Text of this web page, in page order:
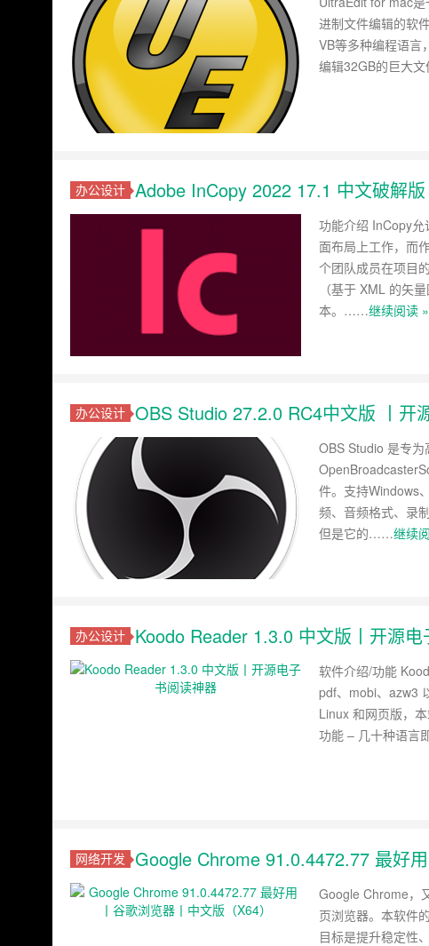
进制文件编辑的软
VB等多种编程语言
编辑32GB的巨大
办公设计 Adobe InCopy 2022 17.1 中文破解
功能介绍 InCopy
面布局上工作，而
个团队成员在项目
（基于 XML 的矢
本。……继续阅读 »
办公设计 OBS Studio 27.2.0 RC4中文版 丨开
OBS Studio 是专为
件。支持Windows
频、音频格式、录
但是它的……继续
办公设计 Koodo Reader 1.3.0 中文版丨开源
软件介绍/功能
pdf、mobi、azw3
Linux 和网页版，
功能 – 几十种语
网络开发 Google Chrome 91.0.4472.77 最好
Google Chrome，
页浏览器。本软件
目标是提升稳定性